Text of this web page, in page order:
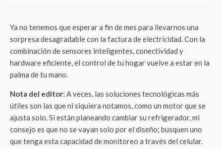
Ya no tenemos que esperar a fin de mes para llevarnos una
sorpresa desagradable con la factura de electricidad. Con la
combinación de sensores inteligentes, conectividad y
hardware eficiente, el control de tu hogar vuelve a estar en la
palma de tu mano.
Nota del editor: A veces, las soluciones tecnológicas más
útiles son las que ni siquiera notamos, como un motor que se
ajusta solo. Si están planeando cambiar su refrigerador, mi
consejo es que no se vayan solo por el diseño; busquen uno
que tenga esta capacidad de monitoreo a través del celular.